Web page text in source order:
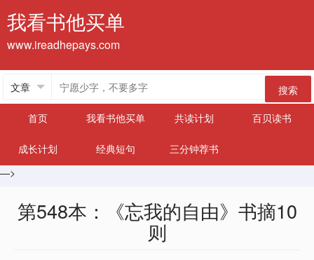
我看书他买单
www.ireadhepays.com
搜索
首页
我看书他买单 共读计划 百贝读书
成长计划 经典短句
三分钟荐书
—>
第548本：《忘我的自由》书摘10
则